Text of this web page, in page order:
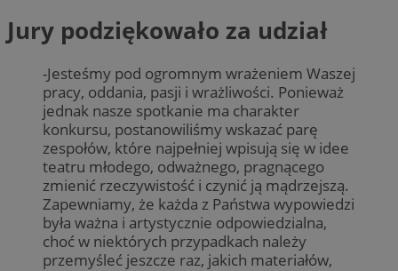
Jury podziękowało za udział
-Jesteśmy pod ogromnym wrażeniem Waszej
pracy, oddania, pasji i wrażliwości. Ponieważ
jednak nasze spotkanie ma charakter
konkursu, postanowiliśmy wskazać parę
zespołów, które najpełniej wpisują się w idee
teatru młodego, odważnego, pragnącego
zmienić rzeczywistość i czynić ją mądrzejszą.
Zapewniamy, że każda z Państwa wypowiedzi
była ważna i artystycznie odpowiedzialna,
choć w niektórych przypadkach należy
przemyśleć jeszcze raz, jakich materiałów,